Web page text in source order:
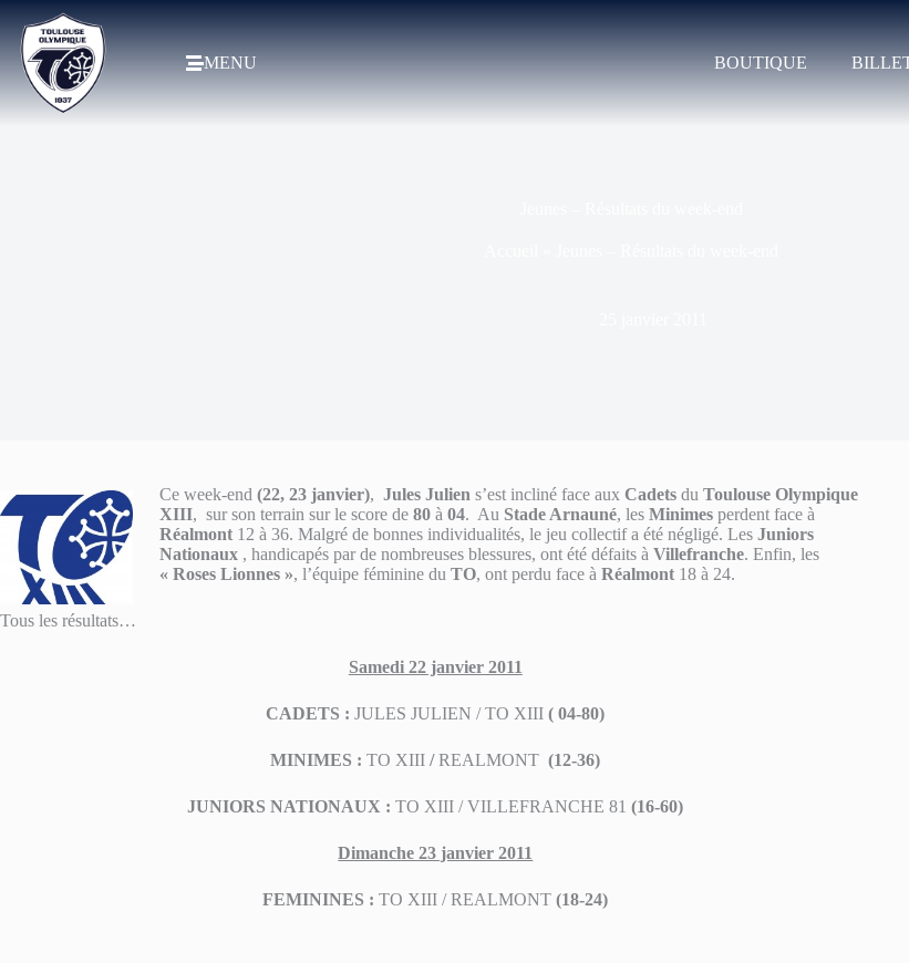
MENU BOUTIQUE
Ce week-end (22, 23 janvier), Jules Julien s’est incliné face aux Cadets du Toulouse Olympique
XIII, sur son terrain sur le score de 80 à 04. Au Stade Arnauné, les Minimes perdent face à
Réalmont 12 à 36. Malgré de bonnes individualités, le jeu collectif a été négligé. Les Juniors
Nationaux , handicapés par de nombreuses blessures, ont été défaits à Villefranche. Enfin, les
« Roses Lionnes », l’équipe féminine du TO, ont perdu face à Réalmont 18 à 24.
Tous les résultats…
Samedi 22 janvier 2011
CADETS : JULES JULIEN / TO XIII( 04-80)
MINIMES :TO XIII /REALMONT (12-36)
JUNIORS NATIONAUX :TO XIII / VILLEFRANCHE 81(16-60)
Dimanche 23 janvier 2011
FEMININES : TO XIII / REALMONT(18-24)